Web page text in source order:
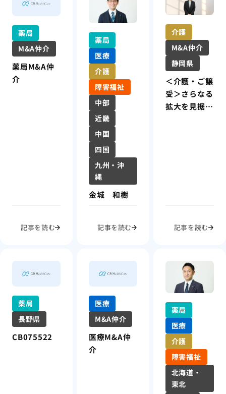
薬局
M&A仲介
薬局M&A仲
介
記事を読む
薬局
医療
介護
障害福祉
中部
近畿
中国
四国
九州・沖
縄
金城 和樹
記事を読む
介護
M&A仲介
静岡県
＜介護・ご譲
受＞さらなる
拡大を見据え
記事を読む
薬局
長野県
CB075522
医療
M&A仲介
医療M&A仲
介
薬局
医療
介護
障害福祉
北海道・
東北